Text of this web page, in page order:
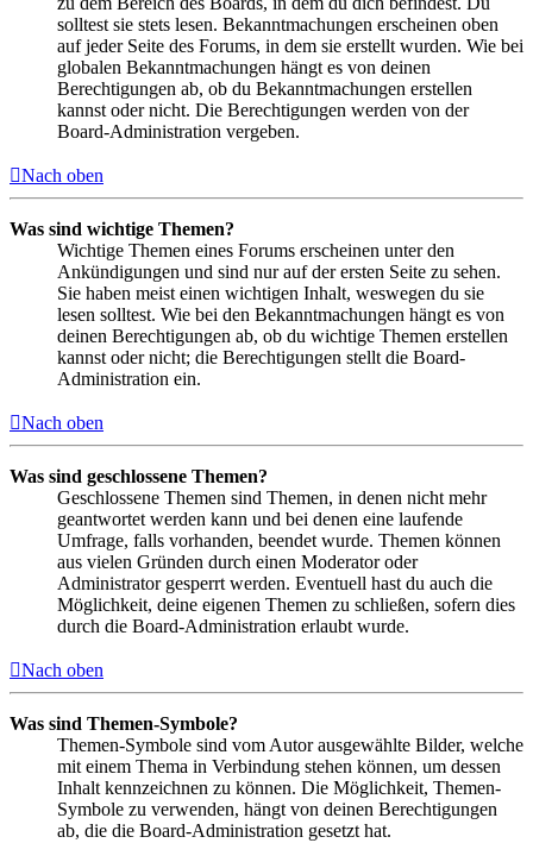
solltest sie stets lesen. Bekanntmachungen erscheinen oben
auf jeder Seite des Forums, in dem sie erstellt wurden. Wie bei
globalen Bekanntmachungen hängt es von deinen
Berechtigungen ab, ob du Bekanntmachungen erstellen
kannst oder nicht. Die Berechtigungen werden von der
Board-Administration vergeben.
Nach oben
Was sind wichtige Themen?
Wichtige Themen eines Forums erscheinen unter den
Ankündigungen und sind nur auf der ersten Seite zu sehen.
Sie haben meist einen wichtigen Inhalt, weswegen du sie
lesen solltest. Wie bei den Bekanntmachungen hängt es von
deinen Berechtigungen ab, ob du wichtige Themen erstellen
kannst oder nicht; die Berechtigungen stellt die Board-
Administration ein.
Nach oben
Was sind geschlossene Themen?
Geschlossene Themen sind Themen, in denen nicht mehr
geantwortet werden kann und bei denen eine laufende
Umfrage, falls vorhanden, beendet wurde. Themen können
aus vielen Gründen durch einen Moderator oder
Administrator gesperrt werden. Eventuell hast du auch die
Möglichkeit, deine eigenen Themen zu schließen, sofern dies
durch die Board-Administration erlaubt wurde.
Nach oben
Was sind Themen-Symbole?
Themen-Symbole sind vom Autor ausgewählte Bilder, welche
mit einem Thema in Verbindung stehen können, um dessen
Inhalt kennzeichnen zu können. Die Möglichkeit, Themen-
Symbole zu verwenden, hängt von deinen Berechtigungen
ab, die die Board-Administration gesetzt hat.